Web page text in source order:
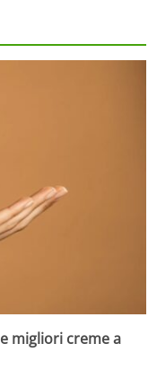
migliori creme a